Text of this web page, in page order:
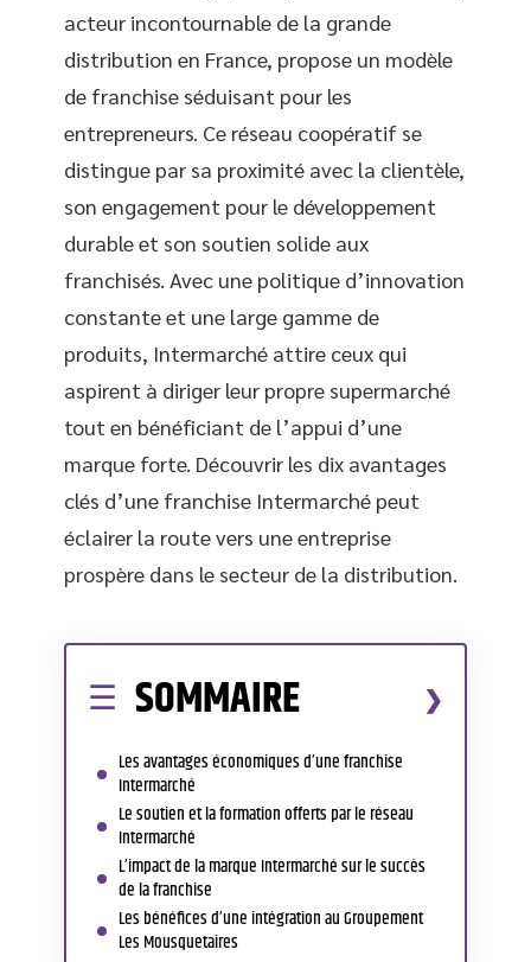
acteur incontournable de la grande
distribution en France, propose un modèle
de franchise séduisant pour les
entrepreneurs. Ce réseau coopératif se
distingue par sa proximité avec la clientèle,
son engagement pour le développement
durable et son soutien solide aux
franchisés. Avec une politique d’innovation
constante et une large gamme de
produits, Intermarché attire ceux qui
aspirent à diriger leur propre supermarché
tout en bénéficiant de l’appui d’une
marque forte. Découvrir les dix avantages
clés d’une franchise Intermarché peut
éclairer la route vers une entreprise
prospère dans le secteur de la distribution.
SOMMAIRE
Les avantages économiques d’une franchise
Intermarché
Le soutien et la formation offerts par le réseau
Intermarché
L’impact de la marque Intermarché sur le succès
de la franchise
Les bénéfices d’une intégration au Groupement
Les Mousquetaires